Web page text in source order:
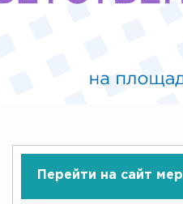
Перейти на сайт